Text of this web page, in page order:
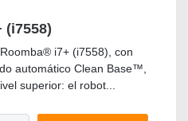
(i7558)
i7+ (i7558), con
automático Clean Base™,
superior: el robot...